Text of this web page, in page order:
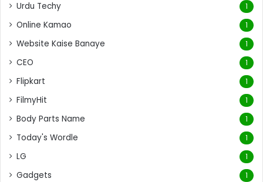
Urdu Techy 1
Online Kamao 1
Website Kaise Banaye 1
CEO 1
Flipkart 1
FilmyHit 1
Body Parts Name 1
Today's Wordle 1
LG 1
Gadgets 1